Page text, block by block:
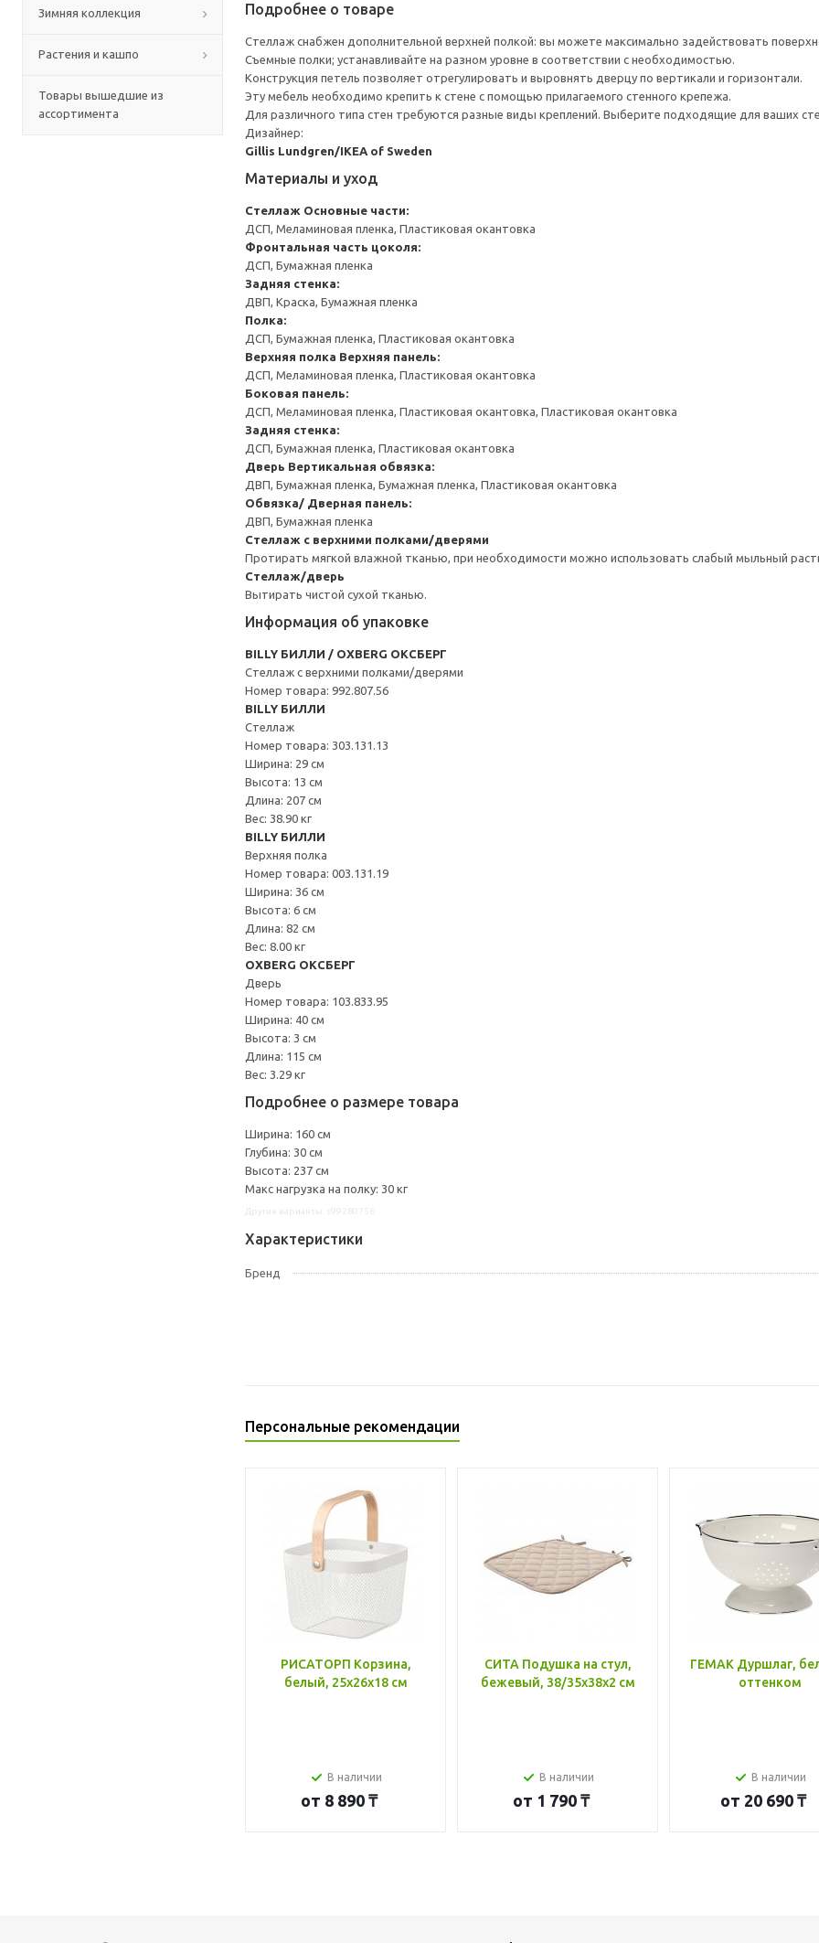
Зимняя коллекция
Растения и кашпо
Товары вышедшие из
ассортимента
Подробнее о товаре
Стеллаж снабжен дополнительной верхней полкой: вы можете максимально задействовать
Съемные полки; устанавливайте на разном уровне в соответствии с необходимостью.
Конструкция петель позволяет отрегулировать и выровнять дверцу по вертикали и горизонтали.
Эту мебель необходимо крепить к стене с помощью прилагаемого стенного крепежа.
Для различного типа стен требуются разные виды креплений. Выберите подходящие для ваших
Дизайнер:
Gillis Lundgren/IKEA of Sweden
Материалы и уход
Стеллаж Основные части:
ДСП, Меламиновая пленка, Пластиковая окантовка
Фронтальная часть цоколя:
ДСП, Бумажная пленка
Задняя стенка:
ДВП, Краска, Бумажная пленка
Полка:
ДСП, Бумажная пленка, Пластиковая окантовка
Верхняя полка Верхняя панель:
ДСП, Меламиновая пленка, Пластиковая окантовка
Боковая панель:
ДСП, Меламиновая пленка, Пластиковая окантовка, Пластиковая окантовка
Задняя стенка:
ДСП, Бумажная пленка, Пластиковая окантовка
Дверь Вертикальная обвязка:
ДВП, Бумажная пленка, Бумажная пленка, Пластиковая окантовка
Обвязка/ Дверная панель:
ДВП, Бумажная пленка
Стеллаж с верхними полками/дверями
Протирать мягкой влажной тканью, при необходимости можно использовать слабый мыльный
Стеллаж/дверь
Вытирать чистой сухой тканью.
Информация об упаковке
BILLY БИЛЛИ / OXBERG ОКСБЕРГ
Стеллаж с верхними полками/дверями
Номер товара: 992.807.56
BILLY БИЛЛИ
Стеллаж
Номер товара: 303.131.13
Ширина: 29 см
Высота: 13 см
Длина: 207 см
Вес: 38.90 кг
BILLY БИЛЛИ
Верхняя полка
Номер товара: 003.131.19
Ширина: 36 см
Высота: 6 см
Длина: 82 см
Вес: 8.00 кг
OXBERG ОКСБЕРГ
Дверь
Номер товара: 103.833.95
Ширина: 40 см
Высота: 3 см
Длина: 115 см
Вес: 3.29 кг
Подробнее о размере товара
Ширина: 160 см
Глубина: 30 см
Высота: 237 см
Макс нагрузка на полку: 30 кг
Характеристики
Бренд
Персональные рекомендации
РИСАТОРП Корзина,
белый, 25x26x18 см
В наличии
от 8 890 ₸
СИТА Подушка на стул,
бежевый, 38/35x38x2 см
В наличии
от 1 790 ₸
ГЕМАК Дуршлаг,
оттенком
В наличии
от 20 690 ₸